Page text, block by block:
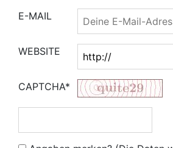
E-MAIL
WEBSITE
CAPTCHA*